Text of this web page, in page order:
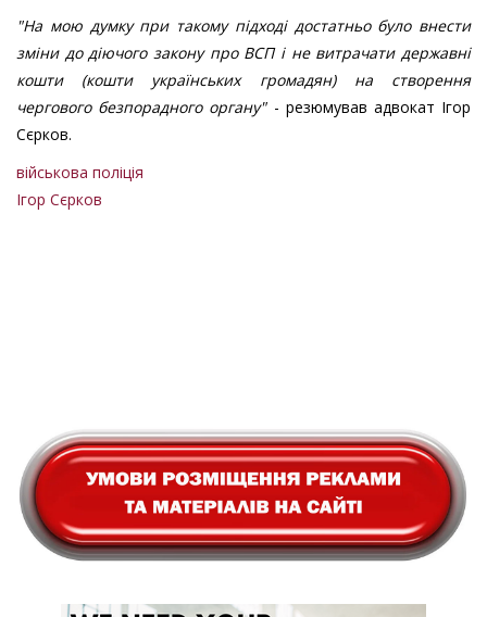
"На мою думку при такому підході достатньо було внести
зміни до діючого закону про ВСП і не витрачати державні
кошти (кошти українських громадян) на створення
чергового безпорадного органу"- резюмував адвокат Ігор
Сєрков.
військова поліція
Ігор Сєрков